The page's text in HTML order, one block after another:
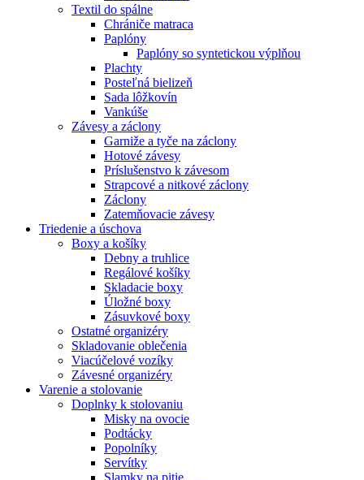
Textil do spálne
Chrániče matraca
Paplóny
Paplóny so syntetickou výplňou
Plachty
Posteľná bielizeň
Sada lôžkovín
Vankúše
Závesy a záclony
Garniže a tyče na záclony
Hotové závesy
Príslušenstvo k závesom
Strapcové a nitkové záclony
Záclony
Zatemňovacie závesy
Triedenie a úschova
Boxy a košíky
Debny a truhlice
Regálové košíky
Skladacie boxy
Úložné boxy
Zásuvkové boxy
Ostatné organizéry
Skladovanie oblečenia
Viacúčelové vozíky
Závesné organizéry
Varenie a stolovanie
Doplnky k stolovaniu
Misky na ovocie
Podtácky
Popolníky
Servítky
Slamky na pitie